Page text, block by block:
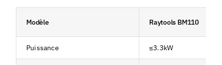
Modèle Raytools BM110
Puissance ≤3.3kW